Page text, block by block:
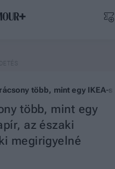
több, mint egy
több, mint egy
az északi
megirigyelné